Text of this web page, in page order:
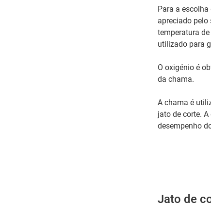
Para a
apreciado pelo
temperatura
utilizado para
O oxigénio é
da chama.
A chama é
jato de corte.
desempenho
Jato de